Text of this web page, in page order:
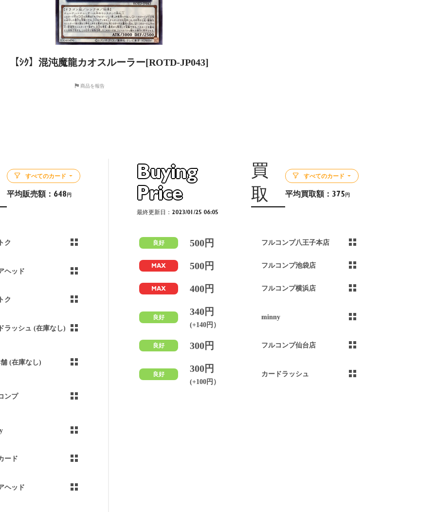
【ｼｸ】混沌魔龍カオスルーラー[ROTD-JP043]
商品を報告
すべてのカード
平均販売額： 648 円
ク
ヘッド
ク
ラッシュ (在庫なし)
舗 (在庫なし)
ンプ
ード
ヘッド
Buying
Price
買
取
最終更新日：2023/01/25 06:05
すべてのカード
平均買取額： 375 円
良好 500円 フルコンプ八王子本店
MAX 500円 フルコンプ池袋店
MAX 400円 フルコンプ横浜店
良好
340円
(+140円）
minny
良好 300円 フルコンプ仙台店
良好
300円
(+100円）
カードラッシュ